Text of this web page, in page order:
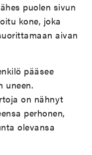
puolen sivun
kone, joka
aivan
pääsee
uneen.
on nähnyt
perhonen,
olevansa